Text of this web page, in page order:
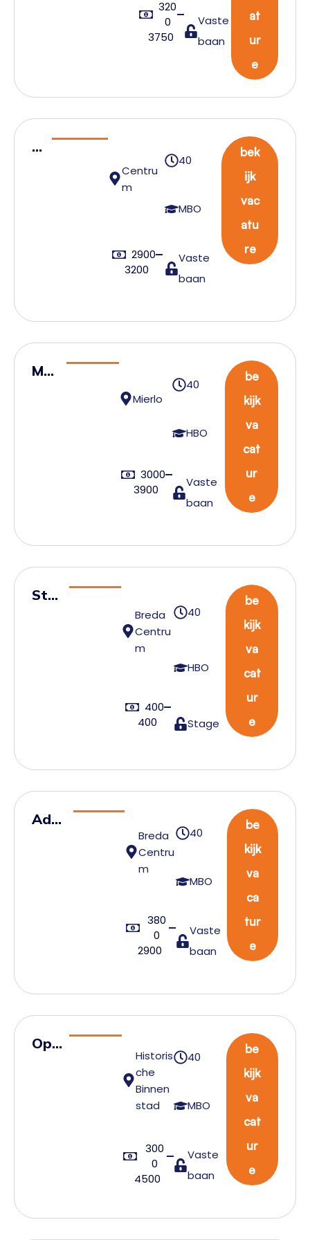
320
0
3750
Vaste
baan
at
ur
e
N
Centru
m
2900
3200
40
MBO
Vaste
baan
bek
ijk
vac
atu
re
Me
Mierlo
3000
3900
40
HBO
Vaste
baan
be
kijk
va
cat
ur
e
Sta
Breda
Centru
m
400
400
40
HBO
Stage
be
kijk
va
cat
ur
e
Adm
Breda
Centru
m
380
0
2900
40
MBO
Vaste
baan
be
kijk
va
ca
tur
e
Ope
Historis
che
Binnen
stad
300
0
4500
40
MBO
Vaste
baan
be
kijk
va
cat
ur
e